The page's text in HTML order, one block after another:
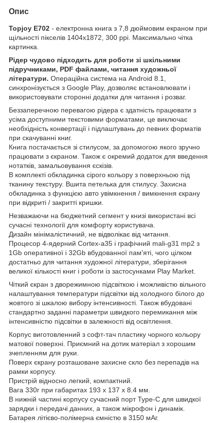
Опис
Topjoy E702 - електронна книга з 7,8 дюймовим екраном при
щільності пікселів 1404х1872, 300 ppi. Максимально чітка
картинка.
Рідер чудово підходить для роботи зі шкільними
підручниками, PDF файлами, читання художньої
літератури. Операційна система на Android 8.1,
синхронізується з Google Play, дозволяє встановлювати і
використовувати сторонні додатки для читання і розваг.
Беззаперечною перевагою рідера є здатність працювати з
усіма доступними текстовими форматами, це виключає
необхідність конвертації і підлаштувань до певних форматів
при скачуванні книг.
Книга постачається зі стилусом, за допомогою якого зручно
працювати з єкраном. Також є окремий додаток для введення
нотатків, замальовування єскізів.
В комплекті обкладинка сірого кольору з поверхньою під
тканину текстуру. Вшита петелька для стилусу. Захисна
обкладинка з функцією авто увімкнення / вимкнення єкрану
при відкриті / закритті кришки.
Незважаючи на бюджетний сегмент у книзі використані всі
сучасні технології для комфорту користувача.
Дизайн мінімалістичний, не відволікає від читання.
Процесор 4-ядерний Cortex-a35 і графічний mali-g31 mp2 з
1Gb оперативної і 32Gb вбудованної пам'яті, чого цілком
достатньо для читання художної літератури, зберігання
великої кількості книг і роботи із застосунками Play Market.
Чіткий єкран з дворежимною підсвіткою і можливістю вільного
налаштування температури підсвітки від холодного білого до
жовтого зі шкалою вибору інтенсивності. Також вбудовані
стандартно заданні параметри швидкого перемикання між
інтенсивністю підсвітки в залежності від освітлення.
Корпус виготовленний з софт-тач пластику чорного кольору
матової поверхні. Приємний на дотик матеріал з хорошим
зчепленням для руки.
Поверх єкрану розташоване захисне скло без перепадів на
рамки корпусу.
Пристрій відносно легкий, компактний.
Вага 330г при габаритах 193 х 137 х 8.4 мм.
В нижній частині корпусу сучасний порт Type-C для швидкої
зарядки і передачі данних, а також мікрофон і динамік.
Батарея літієво-полімерна ємністю в 3150 мАг.